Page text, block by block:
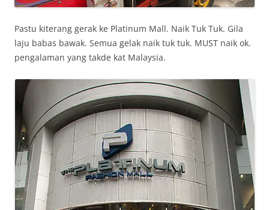
Pastu kiterang gerak ke Platinum Mall. Naik Tuk Tuk. Gila
laju babas bawak. Semua gelak naik tuk tuk. MUST naik ok.
pengalaman yang takde kat Malaysia.